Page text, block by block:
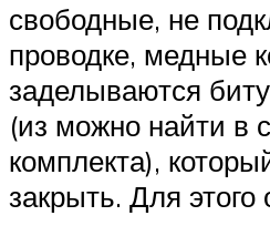
свободные, не
проводке, медные
заделываются
(из можно найти в
комплекта),
закрыть. Для этого